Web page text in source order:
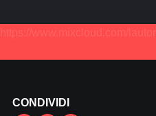
https://www.mixcloud.com/
CONDIVIDI